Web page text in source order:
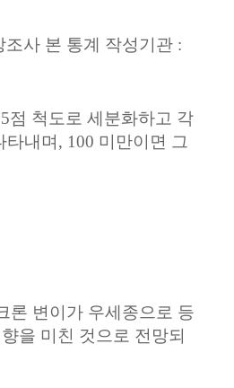
조사 본 통계 작성기관 :
5점 척도로 세분화하고 각
타내며 , 100 미만이면 그
론 변이가 우세종으로 등
을 미친 것으로 전망되